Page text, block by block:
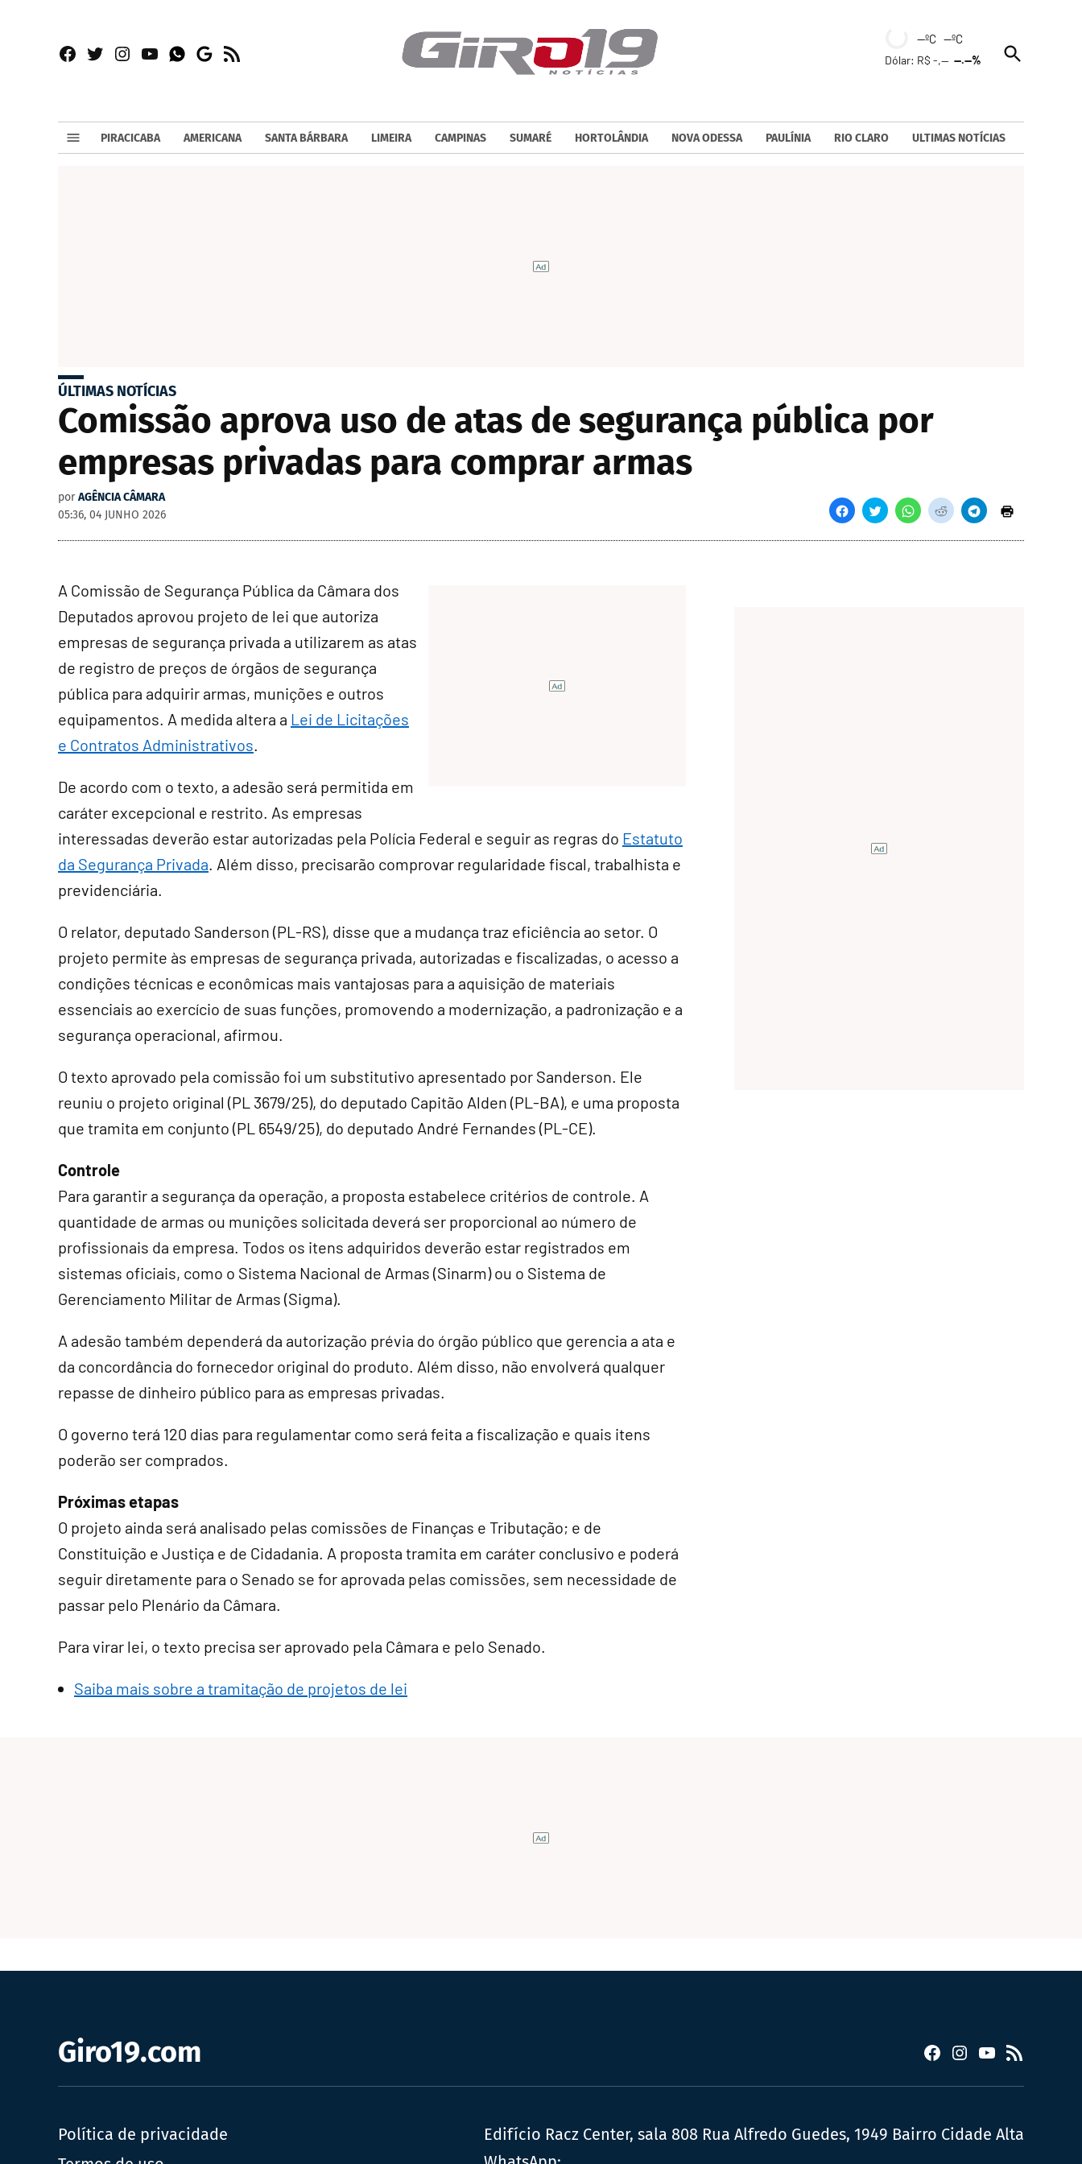
Facebook
TwitterInstagram
YouTubeWhatsapp
Google
RSS
--ºC --ºC
Dólar: R$ -,----.--%
Open
Search
PIRACICABA AMERICANA SANTA BÁRBARA LIMEIRA CAMPINAS SUMARÉ HORTOLÂNDIA NOVA ODESSA PAULÍNIA RIO CLARO ULTIMAS NOTÍCIAS
ÚLTIMAS NOTÍCIAS
Comissão aprova uso de atas de segurança pública por
empresas privadas para comprar armas
por AGÊNCIA CÂMARA
05:36, 04 JUNHO 2026
A Comissão de Segurança Pública da Câmara dos
Deputados aprovou projeto de lei que autoriza
empresas de segurança privada a utilizarem as atas
de registro de preços de órgãos de segurança
pública para adquirir armas, munições e outros
equipamentos. A medida altera a Lei de Licitações
e Contratos Administrativos.
De acordo com o texto, a adesão será permitida em
caráter excepcional e restrito. As empresas
interessadas deverão estar autorizadas pela Polícia Federal e seguir as regras do Estatuto
da Segurança Privada. Além disso, precisarão comprovar regularidade fiscal, trabalhista e
previdenciária.
O relator, deputado Sanderson (PL-RS), disse que a mudança traz eficiência ao setor. O
projeto permite às empresas de segurança privada, autorizadas e fiscalizadas, o acesso a
condições técnicas e econômicas mais vantajosas para a aquisição de materiais
essenciais ao exercício de suas funções, promovendo a modernização, a padronização e a
segurança operacional, afirmou.
O texto aprovado pela comissão foi um substitutivo apresentado por Sanderson. Ele
reuniu o projeto original (PL 3679/25), do deputado Capitão Alden (PL-BA), e uma proposta
que tramita em conjunto (PL 6549/25), do deputado André Fernandes (PL-CE).
Controle
Para garantir a segurança da operação, a proposta estabelece critérios de controle. A
quantidade de armas ou munições solicitada deverá ser proporcional ao número de
profissionais da empresa. Todos os itens adquiridos deverão estar registrados em
sistemas oficiais, como o Sistema Nacional de Armas (Sinarm) ou o Sistema de
Gerenciamento Militar de Armas (Sigma).
A adesão também dependerá da autorização prévia do órgão público que gerencia a ata e
da concordância do fornecedor original do produto. Além disso, não envolverá qualquer
repasse de dinheiro público para as empresas privadas.
O governo terá 120 dias para regulamentar como será feita a fiscalização e quais itens
poderão ser comprados.
Próximas etapas
O projeto ainda será analisado pelas comissões de Finanças e Tributação; e de
Constituição e Justiça e de Cidadania. A proposta tramita em caráter conclusivo e poderá
seguir diretamente para o Senado se for aprovada pelas comissões, sem necessidade de
passar pelo Plenário da Câmara.
Para virar lei, o texto precisa ser aprovado pela Câmara e pelo Senado.
Saiba mais sobre a tramitação de projetos de lei
Giro19.com Facebook
Instagram
YouTube
RSS
Política de privacidade
Edifício Racz Center, sala 808 Rua Alfredo Guedes, 1949 Bairro Cidade Alta